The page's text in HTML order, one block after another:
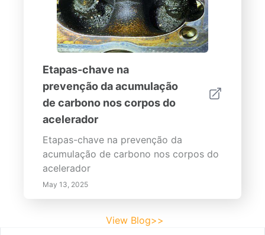
Etapas-chave na
prevenção da acumulação
de carbono nos corpos do
acelerador
Etapas-chave na prevenção da
acumulação de carbono nos corpos do
acelerador
May 13, 2025
View Blog>>